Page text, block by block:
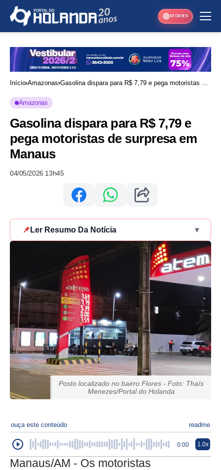
STORIES
Início Amazonas Gasolina dispara para R$ 7,79 e pega motoristas de
Amazonas
Gasolina dispara para R$ 7,79 e
pega motoristas de surpresa em
Manaus
04/05/2026 13h45
📌 Ler Resumo Da Notícia ▾
Posto localizado no bairro Flores - Foto: Thaís
Menezes/Portal do Holanda
ouça este conteúdo readme
0:00 1.0x
Manaus/AM - Os motoristas